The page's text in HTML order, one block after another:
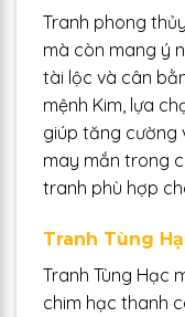
Tranh phong
mà còn mang ý
tài lộc và cân
mệnh Kim, lựa
giúp tăng cường
may mắn trong
tranh phù hợp
Tranh Tùng
Tranh Tùng Hạc
chim hạc thanh